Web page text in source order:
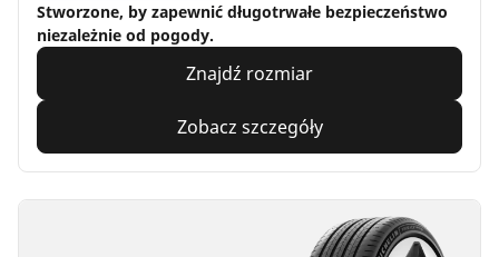
Stworzone, by zapewnić długotrwałe bezpieczeństwo
niezależnie od pogody.
Znajdź rozmiar
Zobacz szczegóły